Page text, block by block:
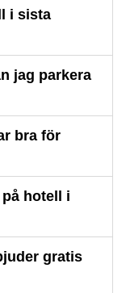
i sista
jag parkera
bra för
hotell i
gratis